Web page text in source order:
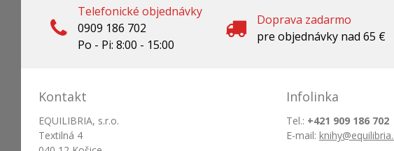
Telefonické objednávky
0909 186 702
Po - Pi: 8:00 - 15:00
Doprava zadarmo
pre objednávky nad 65 €
Kontakt
EQUILIBRIA, s.r.o.
Textilná 4
Infolinka
Tel.: +421 909 186 702
E-mail: